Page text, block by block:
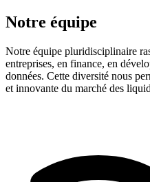
Notre équipe
Notre équipe pluridisciplinaire
entreprises, en finance, en
données. Cette diversité nous
et innovante du marché des